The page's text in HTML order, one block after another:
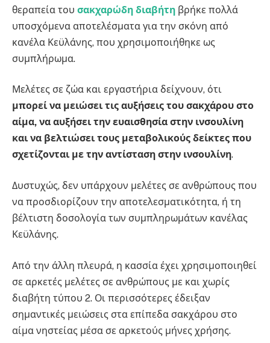
θεραπεία του σακχαρώδη διαβήτη βρήκε πολλά
υποσχόμενα αποτελέσματα για την σκόνη από
κανέλα Κεϋλάνης, που χρησιμοποιήθηκε ως
συμπλήρωμα.
Μελέτες σε ζώα και εργαστήρια δείχνουν, ότι
μπορεί να μειώσει τις αυξήσεις του σακχάρου στο
αίμα, να αυξήσει την ευαισθησία στην ινσουλίνη
και να βελτιώσει τους μεταβολικούς δείκτες που
σχετίζονται με την αντίσταση στην ινσουλίνη.
Δυστυχώς, δεν υπάρχουν μελέτες σε ανθρώπους που
να προσδιορίζουν την αποτελεσματικότητα, ή τη
βέλτιστη δοσολογία των συμπληρωμάτων κανέλας
Κεϋλάνης.
Από την άλλη πλευρά, η κασσία έχει χρησιμοποιηθεί
σε αρκετές μελέτες σε ανθρώπους με και χωρίς
διαβήτη τύπου 2. Οι περισσότερες έδειξαν
σημαντικές μειώσεις στα επίπεδα σακχάρου στο
αίμα νηστείας μέσα σε αρκετούς μήνες χρήσης.